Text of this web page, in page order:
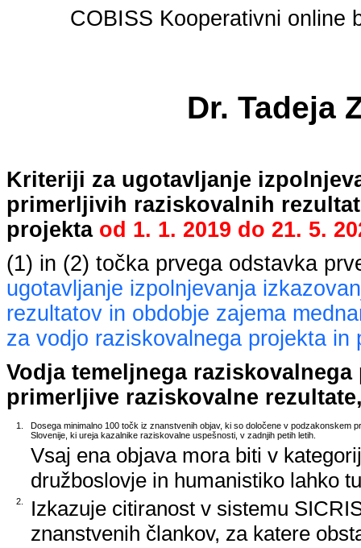
COBISS Kooperativni online
Dr. Tadeja
Kriteriji za ugotavljanje
primerljivih raziskovalnih
projekta od 1. 1. 2019 do 21. 5.
(1) in (2) točka prvega odstavka
ugotavljanje izpolnjevanja
rezultatov in obdobje zajema
za vodjo raziskovalnega projekta in
Vodja temeljnega
primerljive raziskovalne
1.
Dosega minimalno 100 točk iz znanstvenih objav, ki so določene v podzakonskem
Slovenije, ki ureja kazalnike raziskovalne uspešnosti, v zadnjih petih letih.
Vsaj ena objava mora biti v
družboslovje in humanistiko lahko
2.
Izkazuje citiranost v sistemu
znanstvenih člankov, za katere